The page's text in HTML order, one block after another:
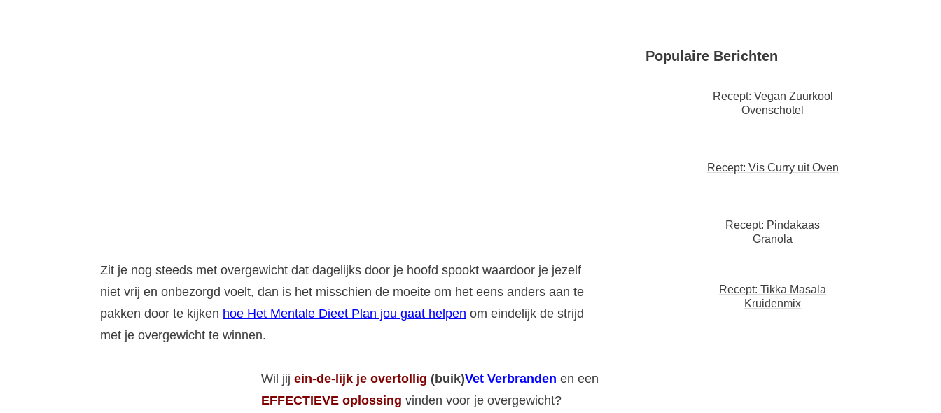
Zit je nog steeds met overgewicht dat dagelijks door je hoofd spookt waardoor je jezelf
niet vrij en onbezorgd voelt, dan is het misschien de moeite om het eens anders aan te
pakken door te kijken hoe Het Mentale Dieet Plan jou gaat helpen om eindelijk de strijd
met je overgewicht te winnen.
Wil jij ein-de-lijk je overtollig (buik)Vet Verbranden en een
EFFECTIEVE oplossing vinden voor je overgewicht?
Populaire Berichten
Recept: Vegan Zuurkool
Ovenschotel
Recept: Vis Curry uit Oven
Recept: Pindakaas
Granola
Recept: Tikka Masala
Kruidenmix